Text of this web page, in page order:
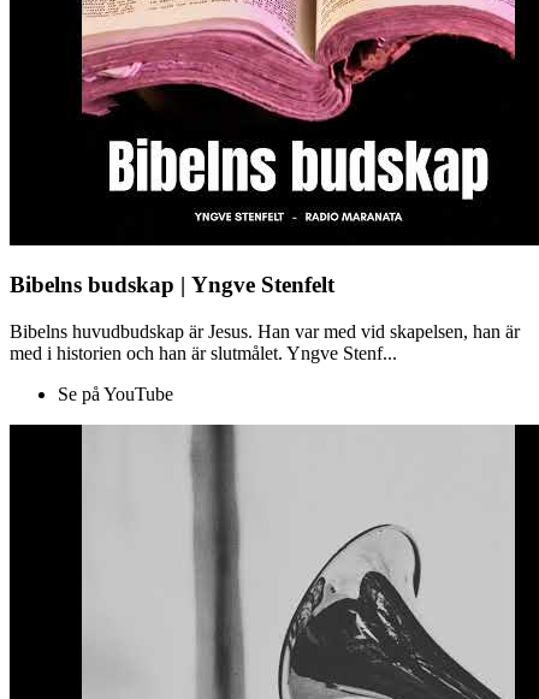
Bibelns budskap | Yngve Stenfelt
Bibelns huvudbudskap är Jesus. Han var med vid skapelsen, han är
med i historien och han är slutmålet. Yngve Stenf...
Se på YouTube